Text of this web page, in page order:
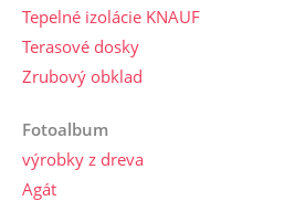
Tepelné izolácie KNAUF
Terasové dosky
Zrubový obklad
Fotoalbum
výrobky z dreva
Agát